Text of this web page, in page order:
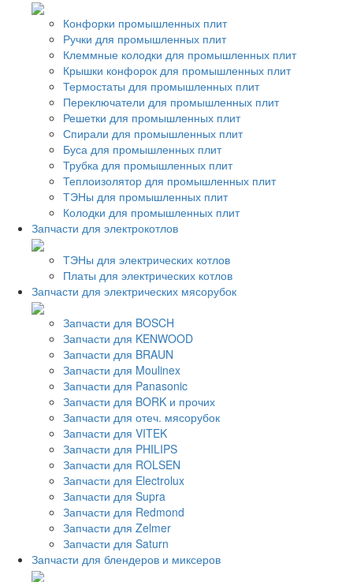
Конфорки промышленных плит
Ручки для промышленных плит
Клеммные колодки для промышленных плит
Крышки конфорок для промышленных плит
Термостаты для промышленных плит
Переключатели для промышленных плит
Решетки для промышленных плит
Спирали для промышленных плит
Буса для промышленных плит
Трубка для промышленных плит
Теплоизолятор для промышленных плит
ТЭНы для промышленных плит
Колодки для промышленных плит
Запчасти для электрокотлов
ТЭНы для электрических котлов
Платы для электрических котлов
Запчасти для электрических мясорубок
Запчасти для BOSCH
Запчасти для KENWOOD
Запчасти для BRAUN
Запчасти для Moulinex
Запчасти для Panasonic
Запчасти для BORK и прочих
Запчасти для отеч. мясорубок
Запчасти для VITEK
Запчасти для PHILIPS
Запчасти для ROLSEN
Запчасти для Electrolux
Запчасти для Supra
Запчасти для Redmond
Запчасти для Zelmer
Запчасти для Saturn
Запчасти для блендеров и миксеров